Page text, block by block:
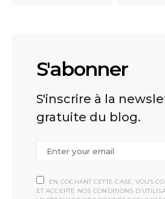
S'abonner
S'inscrire à la
gratuite du blog.
EN COCHANT CETTE CASE, VOUS
ET ACCEPTÉ NOS CONDITIONS